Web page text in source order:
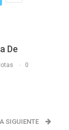
De
0
SIGUIENTE